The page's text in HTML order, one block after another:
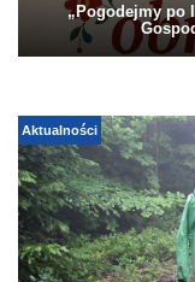
„Pogodejmy po
Aktualności